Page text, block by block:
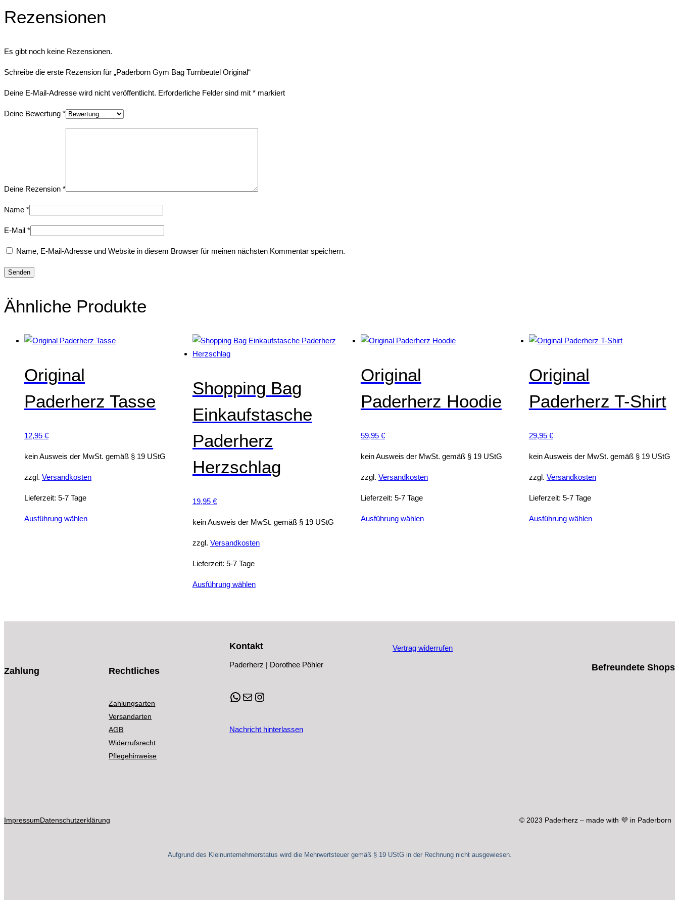
Rezensionen
Es gibt noch keine Rezensionen.
Schreibe die erste Rezension für „Paderborn Gym Bag Turnbeutel Original“
Deine E-Mail-Adresse wird nicht veröffentlicht. Erforderliche Felder sind mit * markiert
Deine Bewertung *
Deine Rezension *
Name *
E-Mail *
Name, E-Mail-Adresse und Website in diesem Browser für meinen nächsten Kommentar speichern.
Ähnliche Produkte
Original
Paderherz Tasse
12,95 €
kein Ausweis der MwSt. gemäß § 19 UStG
zzgl. Versandkosten
Lieferzeit: 5-7 Tage
Ausführung wählenDieses
können
gewählt
Shopping Bag
Einkaufstasche
Paderherz
Herzschlag
19,95 €
kein Ausweis der MwSt. gemäß § 19 UStG
zzgl. Versandkosten
Lieferzeit: 5-7 Tage
Ausführung wählenDieses
mehrere
auf.
Die
auf
Produktseite
Original
Paderherz Hoodie
59,95 €
kein Ausweis der MwSt. gemäß § 19 UStG
zzgl. Versandkosten
Lieferzeit: 5-7 Tage
Ausführung wählenDieses
können
der
Original
Paderherz T-Shirt
29,95 €
kein Ausweis der MwSt. gemäß § 19 UStG
zzgl. Versandkosten
Lieferzeit: 5-7 Tage
Ausführung wählenDieses
können
Produktseite
Zahlung Rechtliches
Zahlungsarten
Versandarten
AGB
Widerrufsrecht
Pflegehinweise
Kontakt
Paderherz | Dorothee Pöhler
WhatsApp
E-MailInstagram
Nachricht hinterlassen
Vertrag widerrufen
Befreundete Shops
ImpressumDatenschutzerklärung © 2023 Paderherz – made with 💜 in Paderborn
Aufgrund des Kleinunternehmerstatus wird die Mehrwertsteuer gemäß § 19 UStG in der Rechnung nicht ausgewiesen.